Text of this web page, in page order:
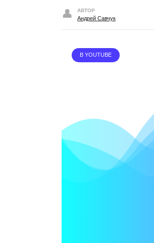
АВТОР
Андрей Савчук
В YOUTUBE